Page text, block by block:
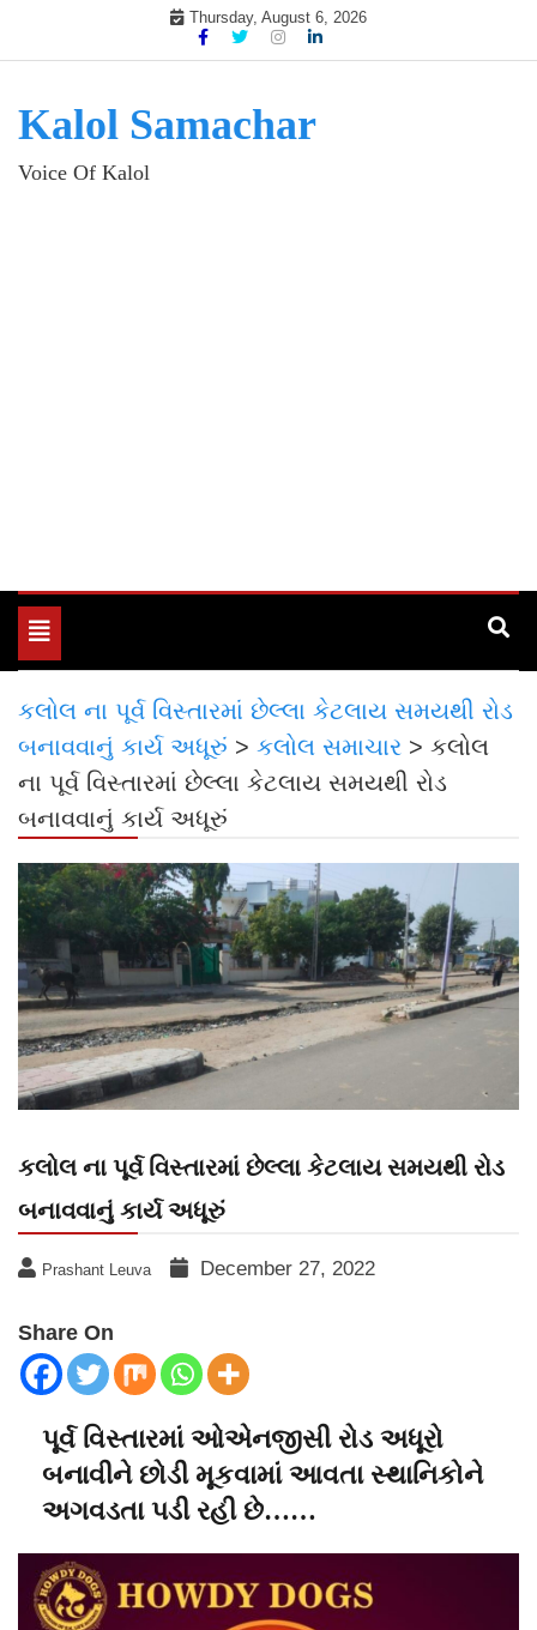
Thursday, August 6, 2026
Kalol Samachar
Voice Of Kalol
Toggle
navigation
કલોલ ના પૂર્વ વિસ્તારમાં છેલ્લા કેટલાય સમયથી રોડ
બનાવવાનું કાર્ય અધૂરું > કલોલ સમાચાર > કલોલ
ના પૂર્વ વિસ્તારમાં છેલ્લા કેટલાય સમયથી રોડ
બનાવવાનું કાર્ય અધૂરું
કલોલ ના પૂર્વ વિસ્તારમાં છેલ્લા કેટલાય સમયથી રોડ
બનાવવાનું કાર્ય અધૂરું
Prashant Leuva December 27, 2022
Share On
પૂર્વ વિસ્તારમાં ઓએનજીસી રોડ અધૂરો
બનાવીને છોડી મૂકવામાં આવતા સ્થાનિકોને
અગવડતા પડી રહી છે……